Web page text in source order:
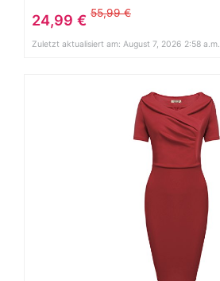
24,99 € 55,99 €
Zuletzt aktualisiert am: August 7, 2026 2:58 a.m.